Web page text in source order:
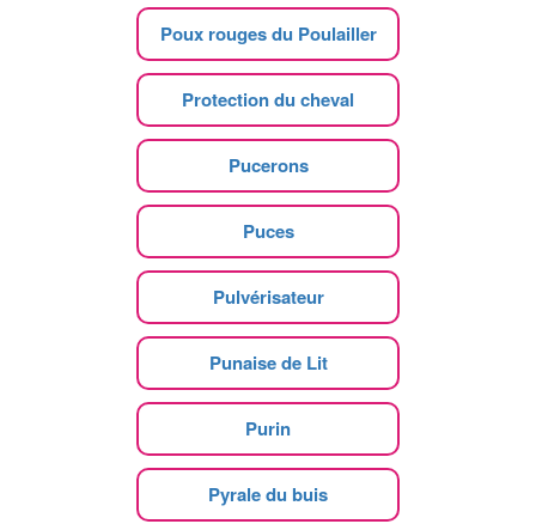
Poux rouges du Poulailler
Protection du cheval
Pucerons
Puces
Pulvérisateur
Punaise de Lit
Purin
Pyrale du buis